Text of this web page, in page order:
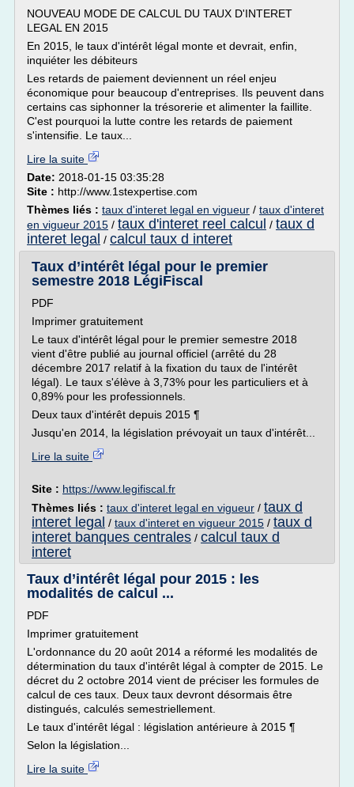
NOUVEAU MODE DE CALCUL DU TAUX D'INTERET
LEGAL EN 2015
En 2015, le taux d'intérêt légal monte et devrait, enfin,
inquiéter les débiteurs
Les retards de paiement deviennent un réel enjeu
économique pour beaucoup d'entreprises. Ils peuvent dans
certains cas siphonner la trésorerie et alimenter la faillite.
C'est pourquoi la lutte contre les retards de paiement
s'intensifie. Le taux...
Lire la suite
Date: 2018-01-15 03:35:28
Site : http://www.1stexpertise.com
Thèmes liés : taux d'interet legal en vigueur / taux d'interet
en vigueur 2015 / taux d'interet reel calcul / taux d
interet legal / calcul taux d interet
Taux d’intérêt légal pour le premier
semestre 2018 LégiFiscal
PDF
Imprimer gratuitement
Le taux d'intérêt légal pour le premier semestre 2018
vient d'être publié au journal officiel (arrêté du 28
décembre 2017 relatif à la fixation du taux de l'intérêt
légal). Le taux s'élève à 3,73% pour les particuliers et à
0,89% pour les professionnels.
Deux taux d'intérêt depuis 2015 ¶
Jusqu'en 2014, la législation prévoyait un taux d'intérêt...
Lire la suite
Site : https://www.legifiscal.fr
Thèmes liés : taux d'interet legal en vigueur / taux d
interet legal / taux d'interet en vigueur 2015 / taux d
interet banques centrales / calcul taux d
interet
Taux d’intérêt légal pour 2015 : les
modalités de calcul ...
PDF
Imprimer gratuitement
L'ordonnance du 20 août 2014 a réformé les modalités de
détermination du taux d'intérêt légal à compter de 2015. Le
décret du 2 octobre 2014 vient de préciser les formules de
calcul de ces taux. Deux taux devront désormais être
distingués, calculés semestriellement.
Le taux d'intérêt légal : législation antérieure à 2015 ¶
Selon la législation...
Lire la suite